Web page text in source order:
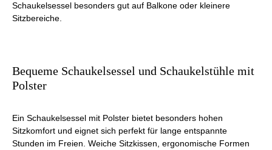
Schaukelsessel besonders gut auf Balkone oder kleinere
Sitzbereiche.
Bequeme Schaukelsessel und Schaukelstühle mit
Polster
Ein Schaukelsessel mit Polster bietet besonders hohen
Sitzkomfort und eignet sich perfekt für lange entspannte
Stunden im Freien. Weiche Sitzkissen, ergonomische Formen